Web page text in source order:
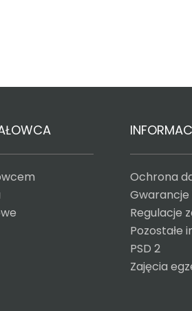
Ochrona
Gwarancje
Regulacje
Pozostałe
PSD 2
Zajęcia